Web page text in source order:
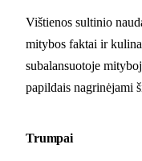
Vištienos sultinio
mitybos faktai ir
subalansuotoje
papildais nagrinėjami
Trumpai